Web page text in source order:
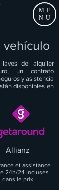
ME
NU
vehículo
del alquiler
un contrato
y asistencia
disponibles en
Allianz
et assistance
24h/24 incluses
dans le prix